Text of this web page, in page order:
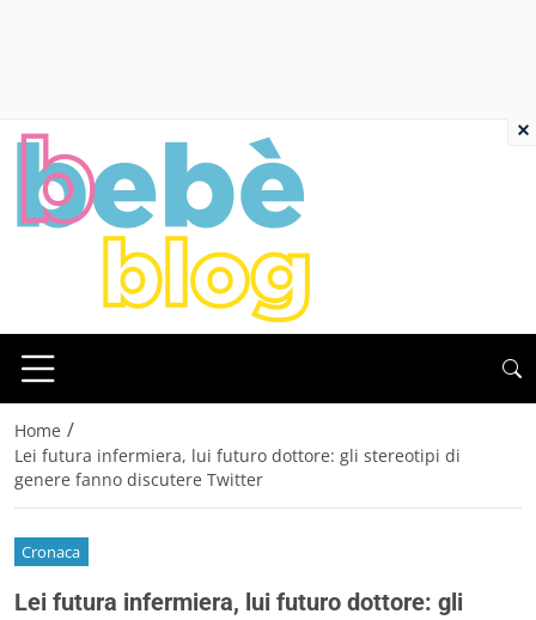
Home /
Lei futura infermiera, lui futuro dottore: gli stereotipi di
genere fanno discutere Twitter
Cronaca
Lei futura infermiera, lui futuro dottore: gli
×